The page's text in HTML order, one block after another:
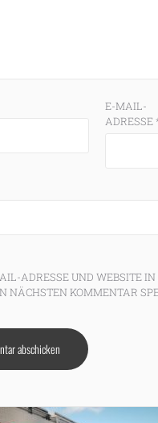
E-MAIL-
ADRESSE
ADRESSE UND WEBSITE IN
NÄCHSTEN KOMMENTAR